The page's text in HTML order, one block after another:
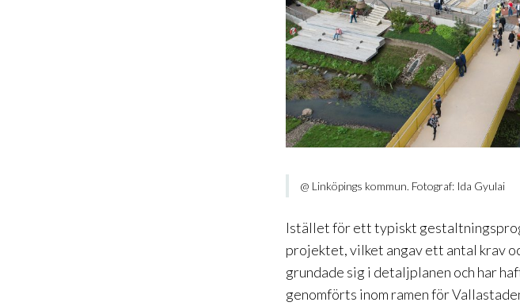
@ Linköpings kommun. Fotograf: Ida Gyulai
Istället för ett typiskt
projektet, vilket angav ett antal krav
grundade sig i detaljplanen och har
genomförts inom ramen för